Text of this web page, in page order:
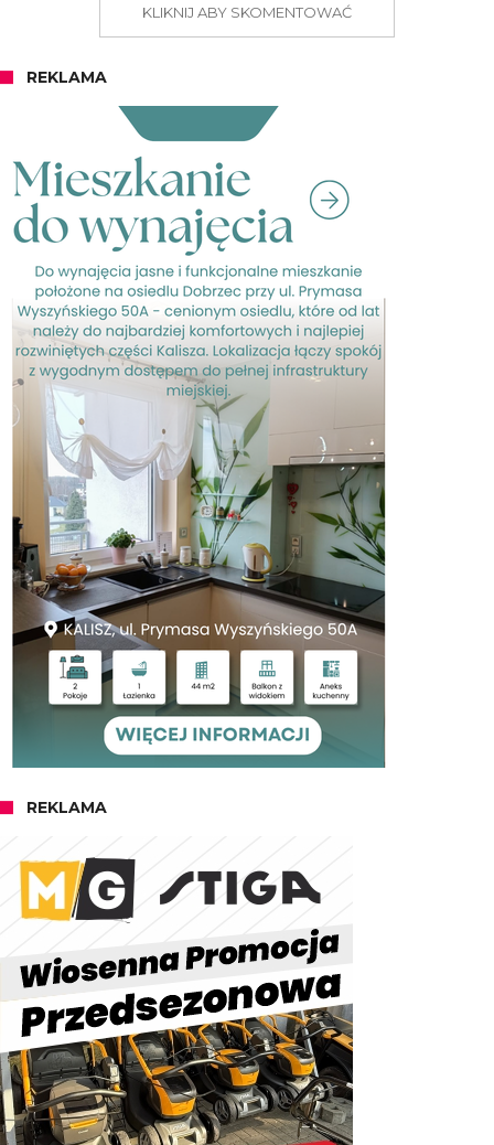
KLIKNIJ ABY SKOMENTOWAĆ
REKLAMA
REKLAMA